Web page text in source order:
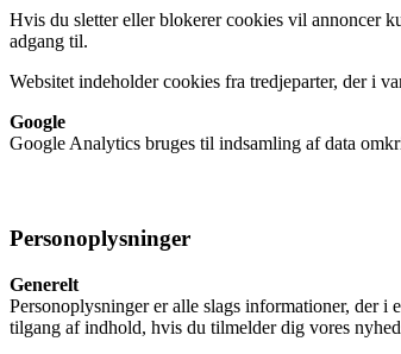
Hvis du sletter eller blokerer cookies vil annoncer
adgang til.
Websitet indeholder cookies fra tredjeparter, der i
Google
Google Analytics bruges til indsamling af data
Personoplysninger
Generelt
Personoplysninger er alle slags informationer, der
tilgang af indhold, hvis du tilmelder dig vores